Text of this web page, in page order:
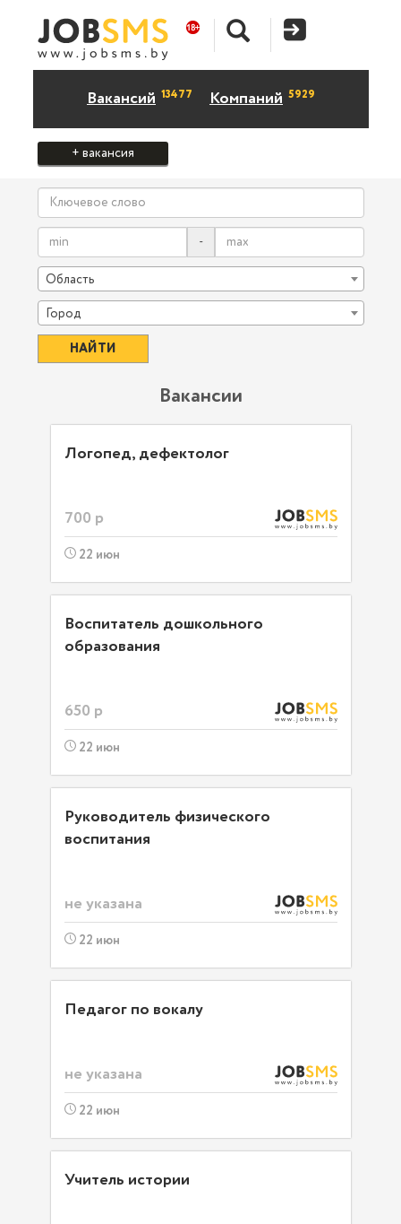
Вакансий 13477 Компаний 5929
+ вакансия
-
Область
Город
Вакансии
Логопед, дефектолог
700 р
22 июн
Воспитатель дошкольного
образования
650 р
22 июн
Руководитель физического
воспитания
не указана
22 июн
Педагог по вокалу
не указана
22 июн
Учитель истории